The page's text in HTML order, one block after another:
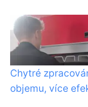
Chytré
objemu, více